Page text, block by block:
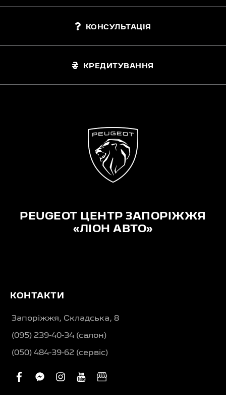
КОНСУЛЬТАЦІЯ
КРЕДИТУВАННЯ
PEUGEOT ЦЕНТР ЗАПОРІЖЖЯ
«ЛІОН АВТО»
КОНТАКТИ
Запоріжжя, Складська, 8
(095) 239-40-34 (салон)
(050) 484-39-62 (сервіс)
facebook
facebook-
instagram
youtube
business